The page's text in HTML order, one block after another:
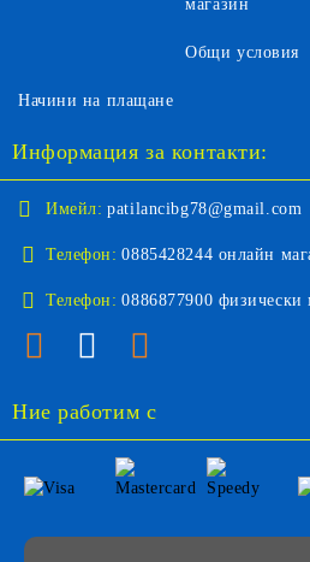
магазин
Общи условия
Начини на плащане
Информация за контакти:
Имейл: patilancibg78@gmail.com
Телефон: 0885428244 онлайн
Телефон: 0886877900 физически
Ние работим с